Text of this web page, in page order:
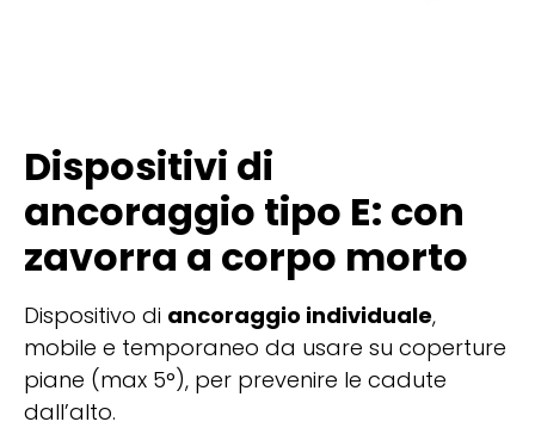
Dispositivi di
ancoraggio tipo E: con
zavorra a corpo morto
Dispositivo di ancoraggio individuale,
mobile e temporaneo da usare su coperture
piane (max 5°), per prevenire le cadute
dall’alto.